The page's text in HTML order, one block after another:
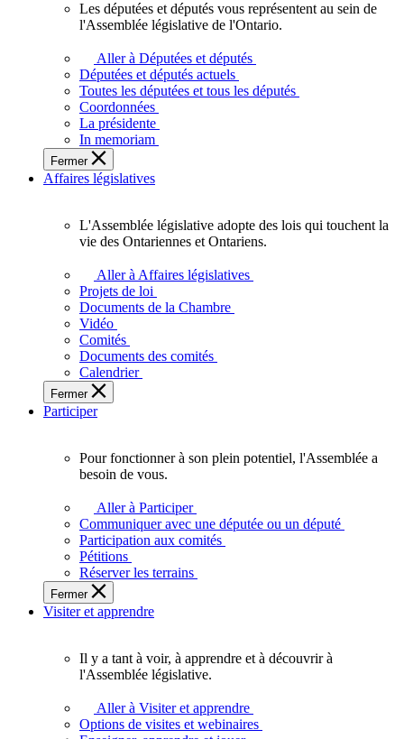
députés
vous
représentent
sein
de
l'Assemblée
législative
l'Ontario.
Les députées et députés vous représentent au sein de
l'Assemblée législative de l'Ontario.
Aller à Députées et députés
Députées et députés actuels
Toutes les députées et tous les députés
Coordonnées
La présidente
In memoriam
Fermer
Affaires législatives
L'Assemblée
adopte
touchent
des
Ontariennes
et
L'Assemblée législative adopte des lois qui touchent la
vie des Ontariennes et Ontariens.
Aller à Affaires législatives
Projets de loi
Documents de la Chambre
Vidéo
Comités
Documents des comités
Calendrier
Fermer
Participer
plein
potentiel,
l'Assemblée
a
besoin
de
Pour fonctionner à son plein potentiel, l'Assemblée a
besoin de vous.
Aller à Participer
Communiquer avec une députée ou un député
Participation aux comités
Pétitions
Réserver les terrains
Fermer
Visiter et apprendre
Il y a tant à voir, à apprendre et à découvrir à
l'Assemblée législative.
Aller à Visiter et apprendre
Options de visites et webinaires